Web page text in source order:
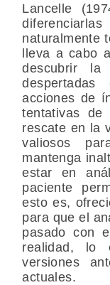
Lancelle
naturalmente
lleva a cabo
descubrir la
acciones de
tentativas
rescate en la
valiosos
mantenga
estar en
paciente
esto es,
para que el
pasado con
realidad, lo
versiones
actuales.